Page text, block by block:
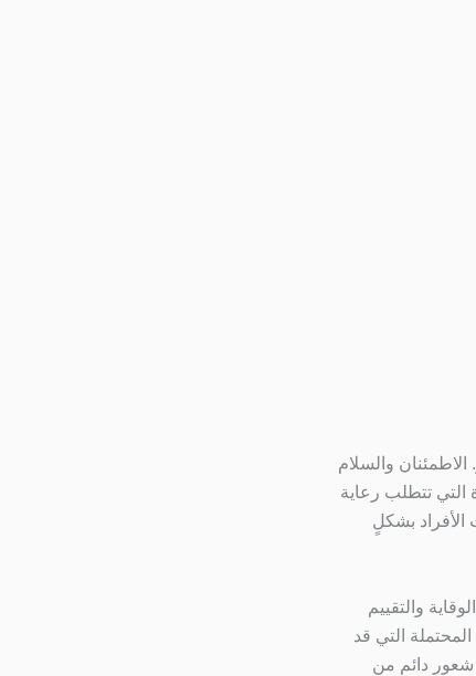
والسلام
التي تتطلب رعاية
الأفراد بشكلٍ
والتقييم
التي قد
شعور دائم من